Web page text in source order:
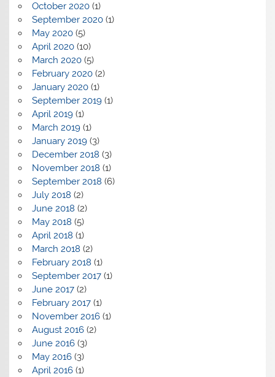
October 2020(1)
September 2020(1)
May 2020(5)
April 2020(10)
March 2020(5)
February 2020(2)
January 2020(1)
September 2019(1)
April 2019(1)
March 2019(1)
January 2019(3)
December 2018 (3)
November 2018 (1)
September 2018 (6)
July 2018 (2)
June 2018 (2)
May 2018 (5)
April 2018 (1)
March 2018 (2)
February 2018 (1)
September 2017(1)
June 2017(2)
February 2017(1)
November 2016(1)
August 2016(2)
June 2016(3)
May 2016(3)
April 2016(1)